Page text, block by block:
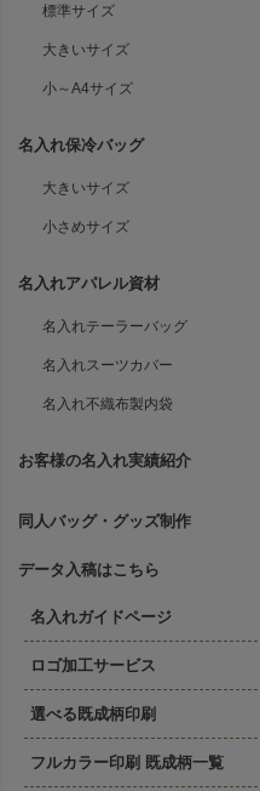
標準サイズ
大きいサイズ
小～A4サイズ
名入れ保冷バッグ
大きいサイズ
小さめサイズ
名入れアパレル資材
名入れテーラーバッグ
名入れスーツカバー
名入れ不織布製内袋
お客様の名入れ実績紹介
同人バッグ・グッズ制作
データ入稿はこちら
名入れガイドページ
ロゴ加工サービス
選べる既成柄印刷
フルカラー印刷 既成柄一覧